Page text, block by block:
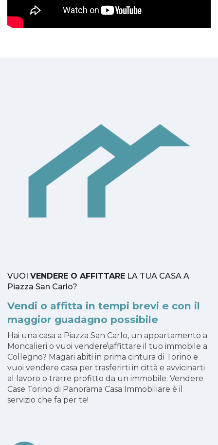
VUOI VENDERE O AFFITTARE LA TUA CASA A
Piazza San Carlo?
Vendi o affitta in tempi brevi e con il
maggior guadagno possibile
Hai una casa a Piazza San Carlo, un appartamento a
Moncalieri o vuoi vendere\affittare il tuo immobile a
Collegno? Magari abiti in prima cintura di Torino e
vuoi vendere casa per trasferirti in città e avvicinarti
al lavoro o trarre profitto da un immobile. Vendere
Case Torino di Panorama Casa Immobiliare è il
servizio che fa per te!